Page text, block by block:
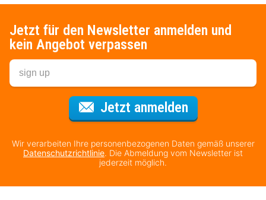
Jetzt für den Newsletter anmelden und
kein Angebot verpassen
Jetzt anmeldenFür den
Wir verarbeiten Ihre personenbezogenen Daten gemäß unserer
Datenschutzrichtlinie. Die Abmeldung vom Newsletter ist
jederzeit möglich.